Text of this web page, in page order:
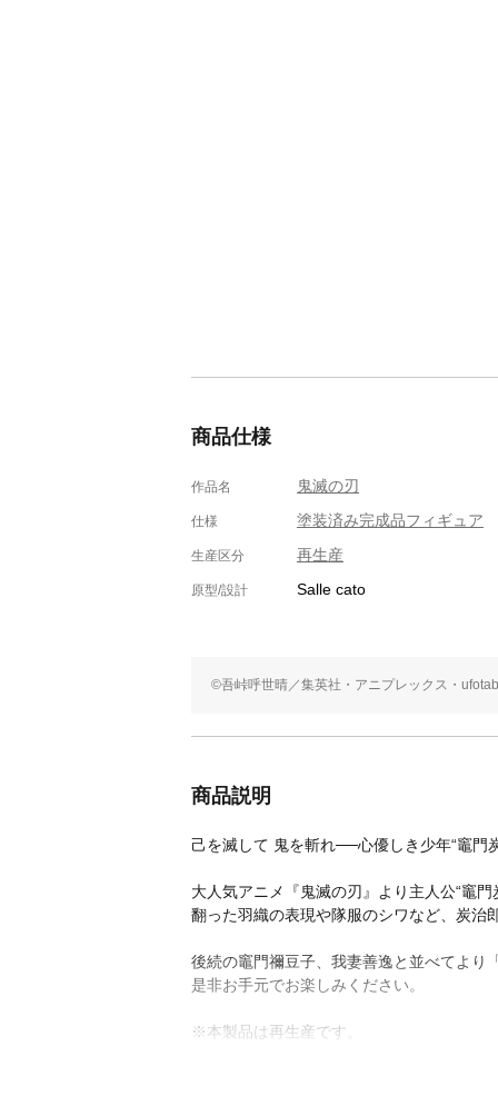
商品仕様
作品名 鬼滅の刃
仕様 塗装済み完成品フィギュア
生産区分 再生産
原型/設計 Salle cato
©吾峠呼世晴／集英社・アニプレックス・
商品説明
己を滅して 鬼を斬れ──心優しき少年“竈門
大人気アニメ『鬼滅の刃』より主人公“竈
翻った羽織の表現や隊服のシワなど、炭治
後続の竈門禰豆子、我妻善逸と並べてより
是非お手元でお楽しみください。
※本製品は再生産です。